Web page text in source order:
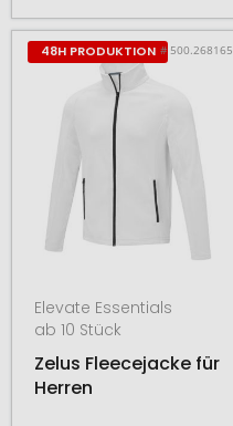
48H PRODUKTION # 500.268165
Elevate Essentials
ab 10 Stück
Zelus Fleecejacke für
Herren